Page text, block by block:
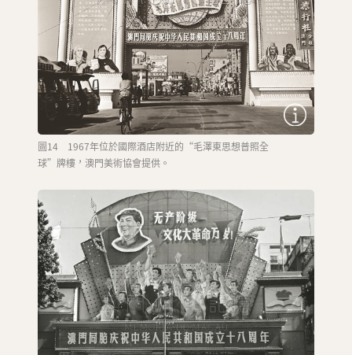
圖14 1967年位於國際酒店附近的“毛澤東思想普照全
球”牌樓，澳門美術協會提供。